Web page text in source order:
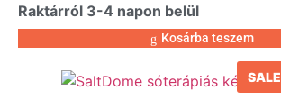
Raktárról 3-4 napon belül
Kosárba teszem
SALE